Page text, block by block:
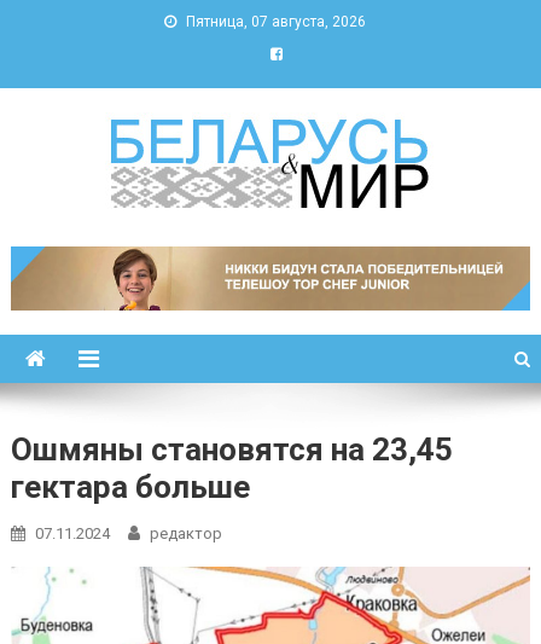
Пятница, 07 августа, 2026
Беларусь и мир
Ошмяны становятся на 23,45
гектара больше
07.11.2024 редактор